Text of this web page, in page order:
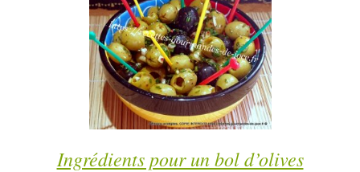
Ingrédients pour un bol d’olives